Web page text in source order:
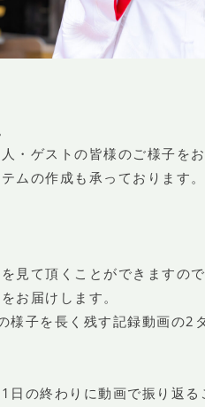
・ゲストの皆様のご様子をお
ムの作成も承っております。
見て頂くことができますので
お届けします。
子を長く残す記録動画の2
の終わりに動画で振り返る